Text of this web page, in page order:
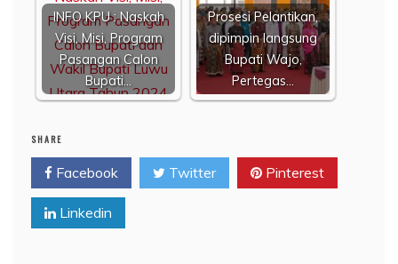
INFO KPU : Naskah
Visi, Misi, Program
Pasangan Calon
Bupati…
Prosesi Pelantikan,
dipimpin langsung
Bupati Wajo,
Pertegas…
SHARE
Facebook Twitter Pinterest
Linkedin